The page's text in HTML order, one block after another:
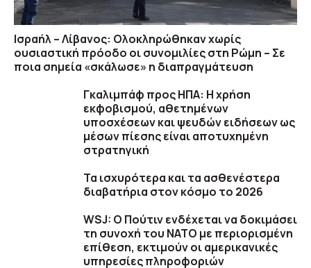
Ισραήλ – Λίβανος: Ολοκληρώθηκαν χωρίς
ουσιαστική πρόοδο οι συνομιλίες στη Ρώμη – Σε
ποια σημεία «σκάλωσε» η διαπραγμάτευση
Γκαλιμπάφ προς ΗΠΑ: Η χρήση
εκφοβισμού, αθετημένων
υποσχέσεων και ψευδών ειδήσεων ως
μέσων πίεσης είναι αποτυχημένη
στρατηγική
Τα ισχυρότερα και τα ασθενέστερα
διαβατήρια στον κόσμο το 2026
WSJ: Ο Πούτιν ενδέχεται να δοκιμάσει
τη συνοχή του ΝΑΤΟ με περιορισμένη
επίθεση, εκτιμούν οι αμερικανικές
υπηρεσίες πληροφοριών